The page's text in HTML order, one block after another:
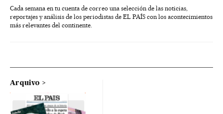
Cada semana en tu cuenta de correo una selección de las noticias,
reportajes y análisis de los periodistas de EL PAÍS con los acontecimientos
más relevantes del continente.
Arquivo